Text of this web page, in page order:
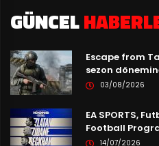
GÜNCEL
Escape from
sezon
03/08/2026
EA SPORTS,
Football
14/07/2026